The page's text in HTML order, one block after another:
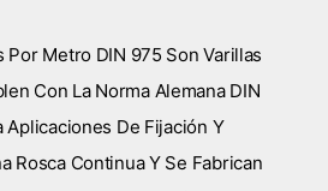
Por Metro DIN 975 Son Varillas
Con La Norma Alemana DIN
Aplicaciones De Fijación Y
Rosca Continua Y Se Fabrican